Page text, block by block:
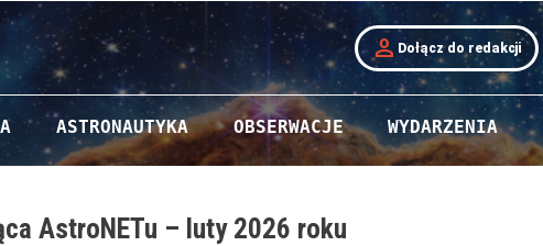
person Dołącz do redakcji
ASTRONAUTYKA OBSERWACJE WYDARZENIA
AstroNETu – luty 2026 roku